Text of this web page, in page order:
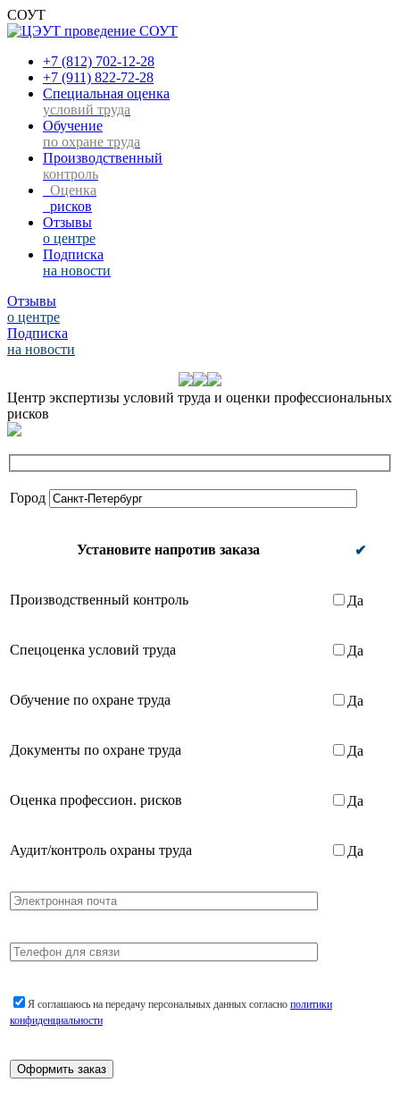
СОУТ
+7 (812) 702-12-28
+7 (911) 822-72-28
Специальная оценка
условий труда
Обучение
по охране труда
Производственный
контроль
Оценка
рисков
Отзывы
о центре
Подписка
на новости
Отзывы
о центре
Подписка
на новости
Центр экспертизы условий труда и оценки профессиональных
рисков
Город
Установите напротив заказа ✔
Производственный контроль Да
Спецоценка условий труда Да
Обучение по охране труда Да
Документы по охране труда Да
Оценка профессион. рисков Да
Аудит/контроль охраны труда Да
Я соглашаюсь на передачу персональных данных согласно политики
конфиденциальности